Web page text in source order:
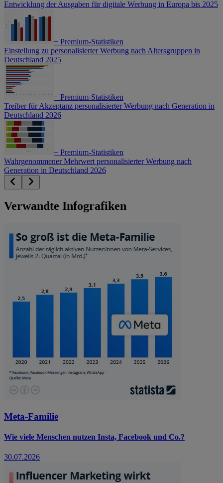
Entwicklung der Ausgaben für digitale Werbung in Europa bis 2025
+ Premium-Statistiken
Einstellung zu personalisierter Werbung nach Altersgruppen in
Deutschland 2025
+ Premium-Statistiken
Treiber für Akzeptanz personalisierter Werbung nach Generation in
Deutschland 2026
+ Premium-Statistiken
Wahrgenommener Mehrwert personalisierter Werbung nach
Generation in Deutschland 2026
Verwandte Infografiken
Meta-Familie
Wie viele Menschen nutzen Insta, Facebook und Co.?
30.07.2026